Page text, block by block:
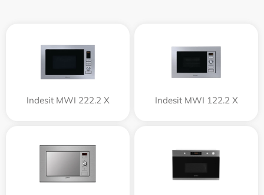
Indesit MWI 222.2 X Indesit MWI 122.2 X